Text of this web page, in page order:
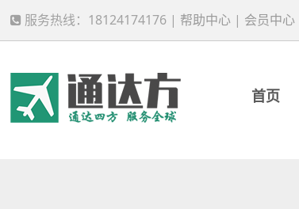
服务热线：18124174176 | 帮助中心 | 会员中心
首页